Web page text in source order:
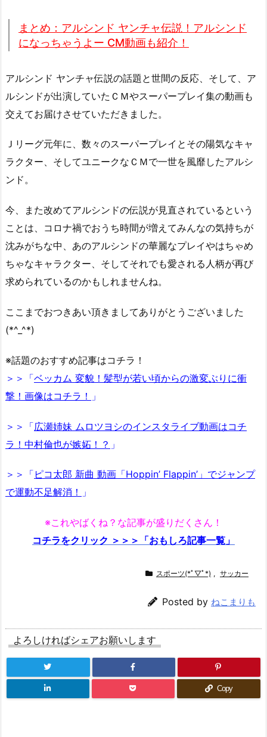
まとめ：アルシンド ヤンチャ伝説！アルシンド
になっちゃうよー CM動画も紹介！
アルシンド ヤンチャ伝説の話題と世間の反応、そして、ア
ルシンドが出演していたＣＭやスーパープレイ集の動画も
交えてお届けさせていただきました。
Ｊリーグ元年に、数々のスーパープレイとその陽気なキャ
ラクター、そしてユニークなＣＭで一世を風靡したアルシ
ンド。
今、また改めてアルシンドの伝説が見直されているという
ことは、コロナ禍でおうち時間が増えてみんなの気持ちが
沈みがちな中、あのアルシンドの華麗なプレイやはちゃめ
ちゃなキャラクター、そしてそれでも愛される人柄が再び
求められているのかもしれませんね。
ここまでおつきあい頂きましてありがとうございました
(*^_^*)
※話題のおすすめ記事はコチラ！
＞＞「ベッカム 変貌！髪型が若い頃からの激変ぶりに衝
撃！画像はコチラ！ 」
＞＞「広瀬姉妹 ムロツヨシのインスタライブ動画はコチ
ラ！中村倫也が嫉妬！？ 」
＞＞「 ピコ太郎 新曲 動画「Hoppin’ Flappin’」でジャンプ
で運動不足解消！ 」
※これやばくね？な記事が盛りだくさん！
コチラをクリック ＞＞＞「おもしろ記事一覧」
スポーツ(*ﾟ▽ﾟ*) , サッカー
Posted by ねこまりも
よろしければシェアお願いします
Copy